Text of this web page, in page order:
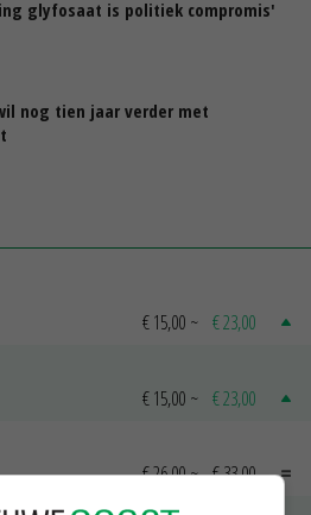
glyfosaat is politiek compromis'
nog tien jaar verder met
€ 15,00 ~ € 23,00
€ 15,00 ~ € 23,00
€ 26,00~ € 33,00